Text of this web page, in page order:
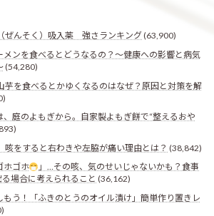
ぜんそく）吸入薬 強さランキング(63,900)
メンを食べるとどうなるの？〜健康への影響と病気
(54,280)
芋を食べるとかゆくなるのはなぜ？原因と対策を解
、庭のよもぎから。自家製よもぎ餅で“整えるおや
咳をすると右わきや左脇が痛い理由とは？ (38,842)
ホゴホ
」…その咳、気のせいじゃないかも？食事
場合に考えられること (36,162)
もう！「ふきのとうのオイル漬け」簡単作り置きレ